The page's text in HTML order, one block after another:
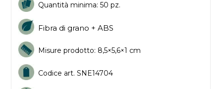
Quantità minima: 50 pz.
Fibra di grano + ABS
Misure prodotto: 8,5×5,6×1 cm
Codice art. SNE14704